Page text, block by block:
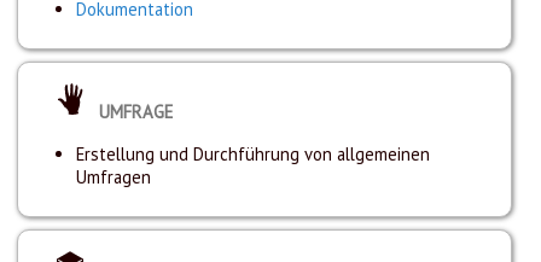
Dokumentation
UMFRAGE
Erstellung und Durchführung von allgemeinen
Umfragen